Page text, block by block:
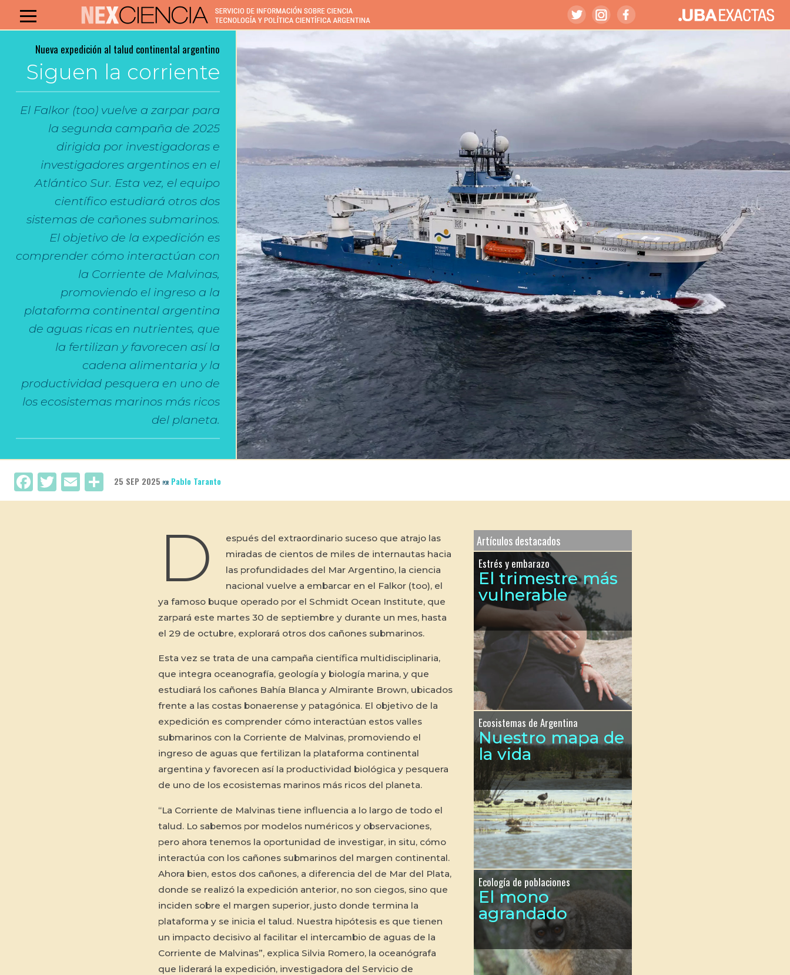
Nueva expedición al talud continental argentino
Siguen la corriente
El Falkor (too) vuelve a zarpar para
la segunda campaña de 2025
dirigida por investigadoras e
investigadores argentinos en el
Atlántico Sur. Esta vez, el equipo
científico estudiará otros dos
sistemas de cañones submarinos.
El objetivo de la expedición es
comprender cómo interactúan con
la Corriente de Malvinas,
promoviendo el ingreso a la
plataforma continental argentina
de aguas ricas en nutrientes, que
la fertilizan y favorecen así la
cadena alimentaria y la
productividad pesquera en uno de
los ecosistemas marinos más ricos
del planeta.
Facebook
TwitterEmailCompartir
25 SEP 2025 POR Pablo Taranto
D
espués del extraordinario suceso que atrajo las
miradas de cientos de miles de internautas hacia
las profundidades del Mar Argentino, la ciencia
nacional vuelve a embarcar en el Falkor (too), el
ya famoso buque operado por el Schmidt Ocean Institute, que
zarpará este martes 30 de septiembre y durante un mes, hasta
el 29 de octubre, explorará otros dos cañones submarinos.
Esta vez se trata de una campaña científica multidisciplinaria,
que integra oceanografía, geología y biología marina, y que
estudiará los cañones Bahía Blanca y Almirante Brown, ubicados
frente a las costas bonaerense y patagónica. El objetivo de la
expedición es comprender cómo interactúan estos valles
submarinos con la Corriente de Malvinas, promoviendo el
ingreso de aguas que fertilizan la plataforma continental
argentina y favorecen así la productividad biológica y pesquera
de uno de los ecosistemas marinos más ricos del planeta.
“La Corriente de Malvinas tiene influencia a lo largo de todo el
talud. Lo sabemos por modelos numéricos y observaciones,
pero ahora tenemos la oportunidad de investigar, in situ, cómo
interactúa con los cañones submarinos del margen continental.
Ahora bien, estos dos cañones, a diferencia del de Mar del Plata,
donde se realizó la expedición anterior, no son ciegos, sino que
inciden sobre el margen superior, justo donde termina la
plataforma y se inicia el talud. Nuestra hipótesis es que tienen
un impacto decisivo al facilitar el intercambio de aguas de la
Corriente de Malvinas”, explica Silvia Romero, la oceanógrafa
que liderará la expedición, investigadora del Servicio de
Artículos destacados
Estrés y embarazo
El trimestre más
vulnerable
Ecosistemas de Argentina
Nuestro mapa de
la vida
Ecología de poblaciones
El mono
agrandado